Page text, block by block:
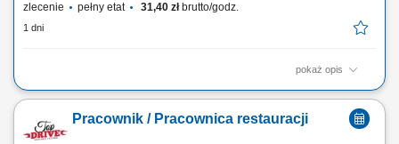
zlecenie
pełny etat 31,40 złbrutto/godz.
1 dni
pokaż opis
Twoje główne zadania: zapewnienie profesjonalnej obsługi i
Top Drive zgodnie ze standardami restauracji; dbałość o porządek i
czystość na stanowisku pracy; obsługa kasy fiskalnej;
Pracownik / Pracownica restauracji